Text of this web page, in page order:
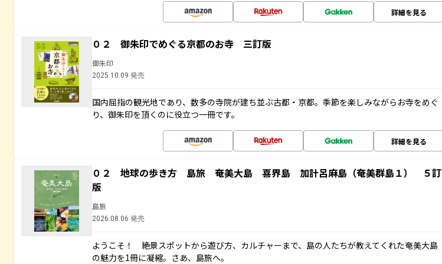
詳細を見る
０２ 御朱印でめぐる京都のお寺 三訂版
御朱印
2025.10.09 発売
国内屈指の観光地であり、数多の寺院が建ち並ぶ古都・京都。季節を楽しみながらお寺をめぐ
り、御朱印を頂くのに役立つ一冊です。
詳細を見る
０２ 地球の歩き方 島旅 奄美大島 喜界島 加計呂麻島（奄美群島１） ５訂
版
島旅
2026.08.06 発売
ようこそ！ 絶景スポットから遊び方、カルチャーまで、島の人たちが教えてくれた奄美大島
の魅力を1冊に凝縮。さあ、島旅へ。